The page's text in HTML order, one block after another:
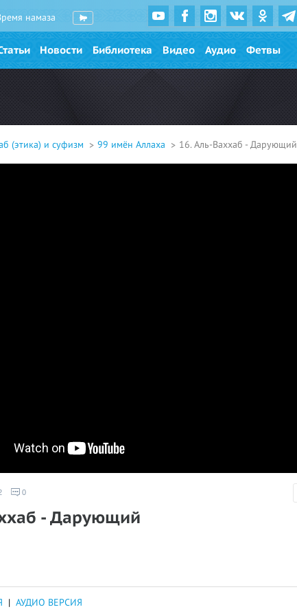
намаза
Новости Библиотека Видео Аудио Фетвы
(этика) и суфизм 99 имён Аллаха 16. Аль-Ваххаб - Дарующий
0
- Дарующий
| АУДИО ВЕРСИЯ